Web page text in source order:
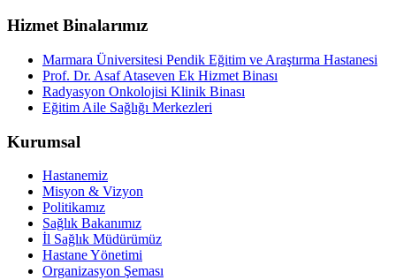
Hizmet Binalarımız
Marmara Üniversitesi Pendik Eğitim ve Araştırma Hastanesi
Prof. Dr. Asaf Ataseven Ek Hizmet Binası
Radyasyon Onkolojisi Klinik Binası
Eğitim Aile Sağlığı Merkezleri
Kurumsal
Hastanemiz
Misyon & Vizyon
Politikamız
Sağlık Bakanımız
İl Sağlık Müdürümüz
Hastane Yönetimi
Organizasyon Şeması